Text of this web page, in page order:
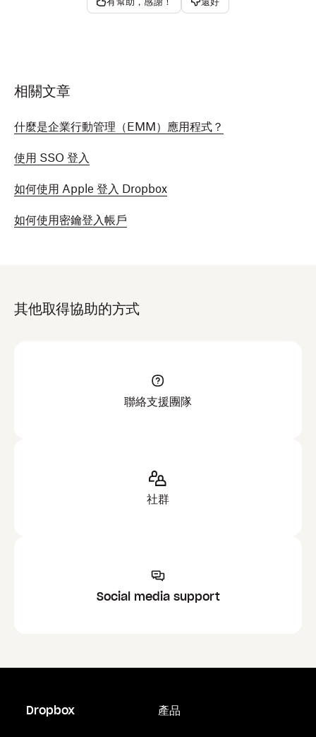
相關文章
什麼是企業行動管理（EMM）應用程式？
使用 SSO 登入
如何使用 Apple 登入 Dropbox
如何使用密鑰登入帳戶
其他取得協助的方式
聯絡支援團隊
社群
Social media support
Dropbox 產品